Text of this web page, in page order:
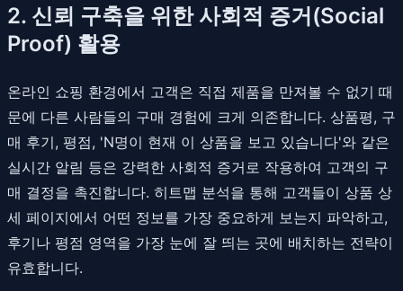
2. 신뢰 구축을 위한 사회적 증거(Social
Proof) 활용
온라인 쇼핑 환경에서 고객은 직접 제품을 만져볼 수 없기 때
문에 다른 사람들의 구매 경험에 크게 의존합니다. 상품평, 구
매 후기, 평점, 'N명이 현재 이 상품을 보고 있습니다'와 같은
실시간 알림 등은 강력한 사회적 증거로 작용하여 고객의 구
매 결정을 촉진합니다. 히트맵 분석을 통해 고객들이 상품 상
세 페이지에서 어떤 정보를 가장 중요하게 보는지 파악하고,
후기나 평점 영역을 가장 눈에 잘 띄는 곳에 배치하는 전략이
유효합니다.